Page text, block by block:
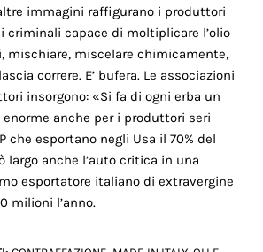
immagini raffigurano i produttori
criminali capace di moltiplicare l’olio
mischiare, miscelare chimicamente,
correre. E’ bufera. Le associazioni
insorgono: «Si fa di ogni erba un
enorme anche per i produttori seri
che esportano negli Usa il 70% del
largo anche l’auto critica in una
esportatore italiano di extravergine
milioni l’anno.